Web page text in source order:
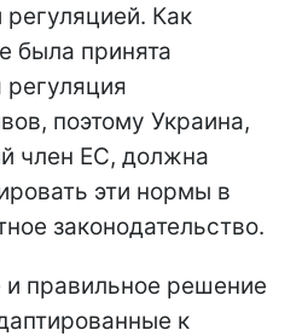
Как
была принята
поэтому Украина,
член ЕС, должна
эти нормы в
законодательство.
правильное решение
к